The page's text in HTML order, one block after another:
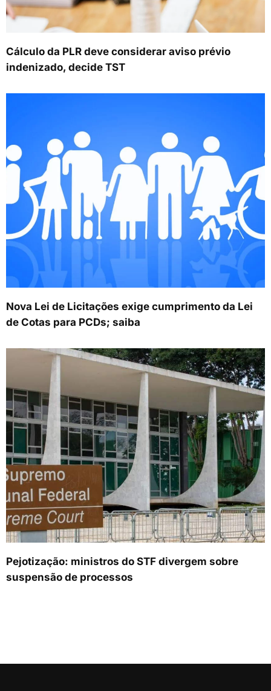
Cálculo da PLR deve considerar aviso prévio
indenizado, decide TST
Nova Lei de Licitações exige cumprimento da Lei
de Cotas para PCDs; saiba
Pejotização: ministros do STF divergem sobre
suspensão de processos